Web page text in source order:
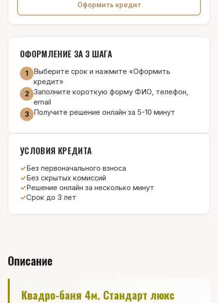
Оформить кредит
ОФОРМЛЕНИЕ ЗА 3 ШАГА
1
Выберите срок и нажмите «Оформить
кредит»
2
Заполните короткую форму ФИО, телефон,
email
3 Получите решение онлайн за 5-10 минут
УСЛОВИЯ КРЕДИТА
Без первоначального взноса
Без скрытых комиссий
Решение онлайн за несколько минут
Срок до 3 лет
Описание
Квадро-баня 4м. Стандарт люкс